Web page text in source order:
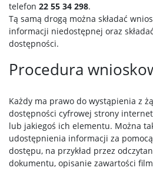
telefon 22 55 34 298.
Tą samą drogą można składać
informacji niedostępnej oraz
dostępności.
Procedura
Każdy ma prawo do wystąpienia z
dostępności cyfrowej strony
lub jakiegoś ich elementu. Można
udostępnienia informacji za
dostępu, na przykład przez
dokumentu, opisanie zawartości